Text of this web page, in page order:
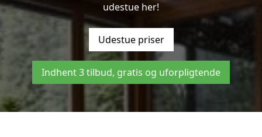
udestue her!
Udestue priser
Indhent 3 tilbud, gratis og uforpligtende